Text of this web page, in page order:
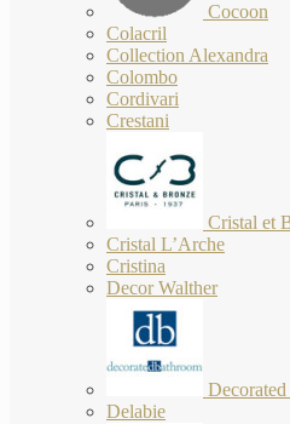
Cocoon
Colacril
Collection Alexandra
Colombo
Cordivari
Crestani
Cristal et
Cristal L’Arche
Cristina
Decor Walther
Delabie